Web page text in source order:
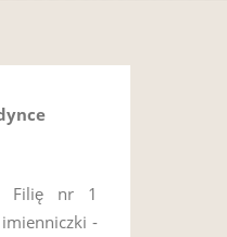
Filię nr 1
imienniczki -